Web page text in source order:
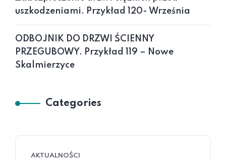
uszkodzeniami. Przykład 120- Września
ODBOJNIK DO DRZWI ŚCIENNY
PRZEGUBOWY. Przykład 119 – Nowe
Skalmierzyce
Categories
AKTUALNOŚCI